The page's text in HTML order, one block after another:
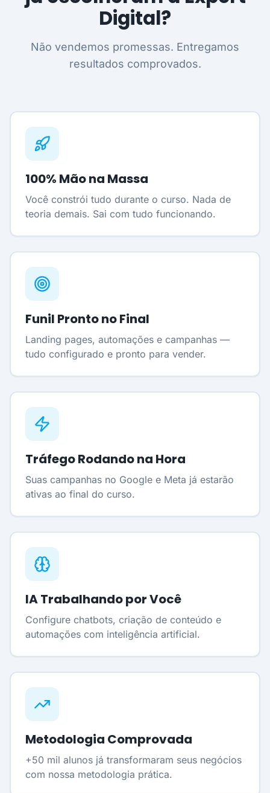
Digital?
Não vendemos promessas. Entregamos
resultados comprovados.
100% Mão na Massa
Você constrói tudo durante o curso. Nada de
teoria demais. Sai com tudo funcionando.
Funil Pronto no Final
Landing pages, automações e campanhas —
tudo configurado e pronto para vender.
Tráfego Rodando na Hora
Suas campanhas no Google e Meta já estarão
ativas ao final do curso.
IA Trabalhando por Você
Configure chatbots, criação de conteúdo e
automações com inteligência artificial.
Metodologia Comprovada
+50 mil alunos já transformaram seus negócios
com nossa metodologia prática.